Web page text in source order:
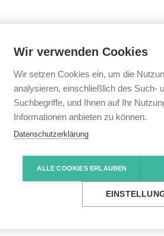
News Neues Wohnangebot
Wir verwenden Cookies
Wir setzen Cookies ein, um die
analysieren, einschließlich des Such-
Suchbegriffe, und Ihnen auf Ihr
Informationen anbieten zu können.
Datenschutzerklärung
ALLE COOKIES ERLAUBEN